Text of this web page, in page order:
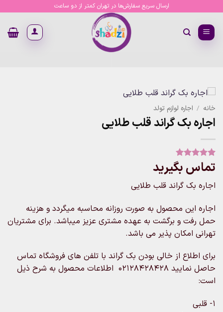
content
ارسال سریع سفارش‌ها در تهران کمتر از دو ساعت
خانه / اجاره لوازم تولد
اجاره بک گراند قلب طلایی
امتیاز
از
5 امتیاز
1
تماس بگیرید
اجاره بک گراند قلب طلایی
اجاره این محصول به صورت روزانه محاسبه میگردد و هزینه
حمل رفت و برگشت به عهده مشتری عزیز میباشد. برای مشتریان
تهرانی امکان پذیر می باشد.
برای اطلاع از خالی بودن بک گراند با تلفن های فروشگاه تماس
حاصل نمایید 02128428428 اطلاعات محصول به شرح ذیل
است:
۱- قلبی